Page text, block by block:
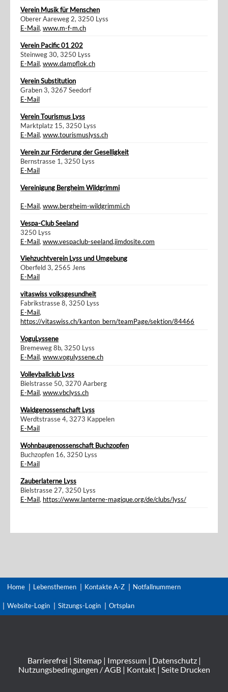
Verein Musik für Menschen
Oberer Aareweg 2, 3250 Lyss
E-Mail, www.m-f-m.ch
Verein Pacific 01 202
Steinweg 30, 3250 Lyss
E-Mail, www.dampflok.ch
Verein Substitution
Graben 3, 3267 Seedorf
E-Mail
Verein Tourismus Lyss
Marktplatz 15, 3250 Lyss
E-Mail, www.tourismuslyss.ch
Verein zur Förderung der Geselligkeit
Bernstrasse 1, 3250 Lyss
E-Mail
Vereinigung Bergheim Wildgrimmi
E-Mail, www.bergheim-wildgrimmi.ch
Vespa-Club Seeland
3250 Lyss
E-Mail, www.vespaclub-seeland.jimdosite.com
Viehzuchtverein Lyss und Umgebung
Oberfeld 3, 2565 Jens
E-Mail
vitaswiss volksgesundheit
Fabrikstrasse 8, 3250 Lyss
E-Mail,
https://vitaswiss.ch/kanton_bern/teamPage/sektion/84466
VoguLyssene
Bremeweg 8b, 3250 Lyss
E-Mail,www.vogulyssene.ch
Volleyballclub Lyss
Bielstrasse 50, 3270 Aarberg
E-Mail,www.vbclyss.ch
Waldgenossenschaft Lyss
Werdtstrasse 4, 3273 Kappelen
E-Mail
Wohnbaugenossenschaft Buchzopfen
Buchzopfen 16, 3250 Lyss
E-Mail
Zauberlaterne Lyss
Bielstrasse 27, 3250 Lyss
E-Mail, https://www.lanterne-magique.org/de/clubs/lyss/
Home Lebensthemen Kontakte A-Z Notfallnummern
Website-Login Sitzungs-Login Ortsplan
Barrierefrei | Sitemap| Impressum| Datenschutz|
Nutzungsbedingungen / AGB| Kontakt| Seite Drucken